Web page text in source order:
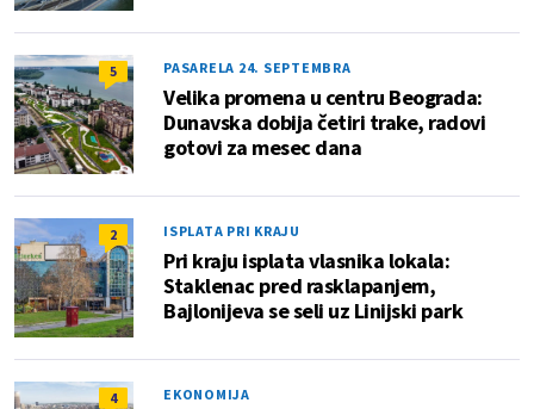
5 PASARELA 24. SEPTEMBRA
Velika promena u centru Beograda:
Dunavska dobija četiri trake, radovi
gotovi za mesec dana
2 ISPLATA PRI KRAJU
Pri kraju isplata vlasnika lokala:
Staklenac pred rasklapanjem,
Bajlonijeva se seli uz Linijski park
4 EKONOMIJA